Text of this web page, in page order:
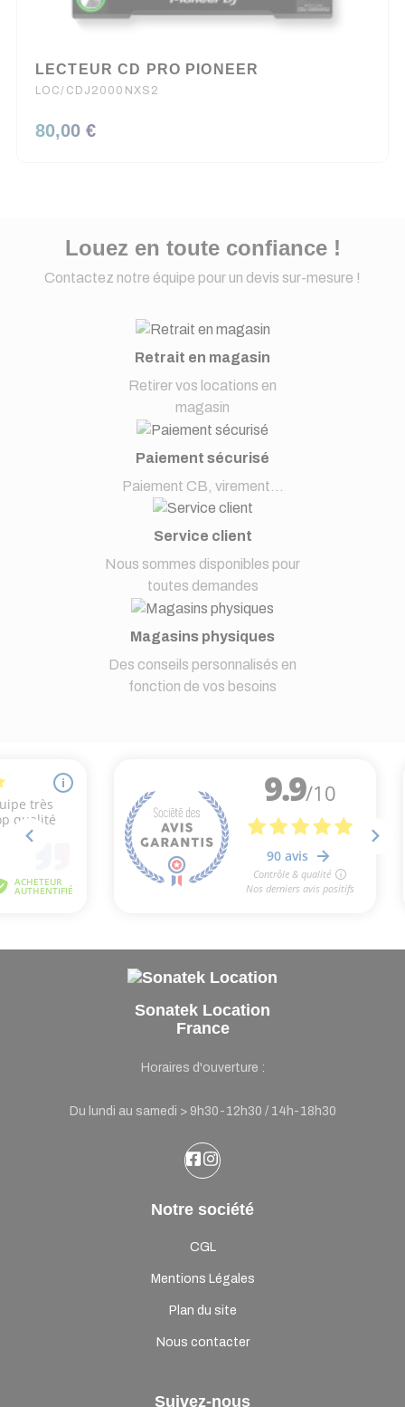
LECTEUR CD PRO PIONEER
LOC/CDJ2000NXS2
80,00 €
Louez en toute confiance !
Contactez notre équipe pour un devis sur-mesure !
Retrait en magasin
Retirer vos locations en
magasin
Paiement sécurisé
Paiement CB, virement...
Service client
Nous sommes disponibles pour
toutes demandes
Magasins physiques
Des conseils personnalisés en
fonction de vos besoins
Sonatek Location
France
Horaires d'ouverture :
Du lundi au samedi > 9h30-12h30 / 14h-18h30
Notre société
CGL
Mentions Légales
Plan du site
Nous contacter
Suivez-nous